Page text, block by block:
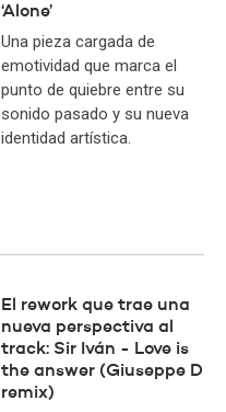
‘Alone’
Una pieza cargada de
emotividad que marca el
punto de quiebre entre su
sonido pasado y su nueva
identidad artística.
El rework que trae una
nueva perspectiva al
track: Sir Iván - Love is
the answer (Giuseppe D
remix)